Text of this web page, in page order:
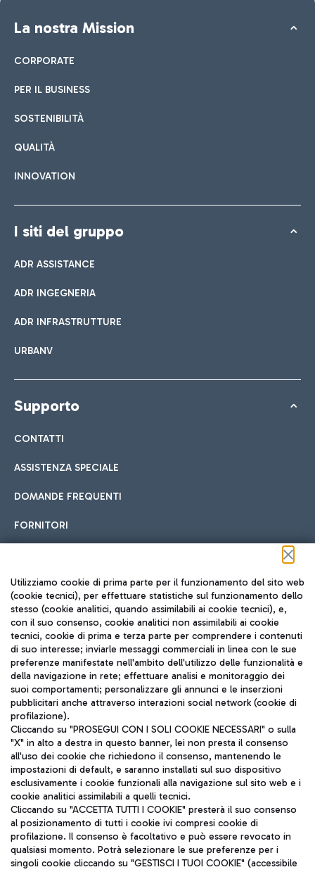
La nostra Mission
CORPORATE
PER IL BUSINESS
SOSTENIBILITÀ
QUALITÀ
INNOVATION
I siti del gruppo
ADR ASSISTANCE
ADR INGEGNERIA
ADR INFRASTRUTTURE
URBANV
Supporto
CONTATTI
ASSISTENZA SPECIALE
DOMANDE FREQUENTI
FORNITORI
Seguici sui social
TRAVEL JOURNAL
ITA
Aeroporti di Roma S.p.A. - Società soggetta a direzione e
coordinamento di Mundys S.p.A.
Codice fiscale e Registro delle Imprese di Roma 13032990155 P.
IVA 06572251004
Capitale sociale 62.224.743,00 int. vers.
Sede legale: Via Pier Paolo Racchetti 1 - 00054 Fiumicino (RM)
Utilizziamo cookie di prima parte per il funzionamento del sito web
(cookie tecnici), per effettuare statistiche sul funzionamento dello
stesso (cookie analitici, quando assimilabili ai cookie tecnici), e,
con il suo consenso, cookie analitici non assimilabili ai cookie
tecnici, cookie di prima e terza parte per comprendere i contenuti
di suo interesse; inviarle messaggi commerciali in linea con le sue
preferenze manifestate nell'ambito dell'utilizzo delle funzionalità e
della navigazione in rete; effettuare analisi e monitoraggio dei
suoi comportamenti; personalizzare gli annunci e le inserzioni
pubblicitari anche attraverso interazioni social network (cookie di
profilazione).
Cliccando su "PROSEGUI CON I SOLI COOKIE NECESSARI" o sulla
"X" in alto a destra in questo banner, lei non presta il consenso
all'uso dei cookie che richiedono il consenso, mantenendo le
impostazioni di default, e saranno installati sul suo dispositivo
esclusivamente i cookie funzionali alla navigazione sul sito web e i
cookie analitici assimilabili a quelli tecnici.
Cliccando su "ACCETTA TUTTI I COOKIE" presterà il suo consenso
al posizionamento di tutti i cookie ivi compresi cookie di
profilazione. Il consenso è facoltativo e può essere revocato in
qualsiasi momento. Potrà selezionare le sue preferenze per i
singoli cookie cliccando su "GESTISCI I TUOI COOKIE" (accessibile